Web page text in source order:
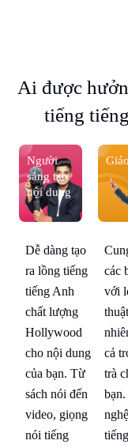
Ai được
tiếng
Người
sáng tạo
nội dung
Dễ dàng tạo
ra lồng tiếng
tiếng Anh
chất lượng
Hollywood
cho nội dung
của bạn. Từ
sách nói đến
video, giọng
nói tiếng
các
với
cả
trà